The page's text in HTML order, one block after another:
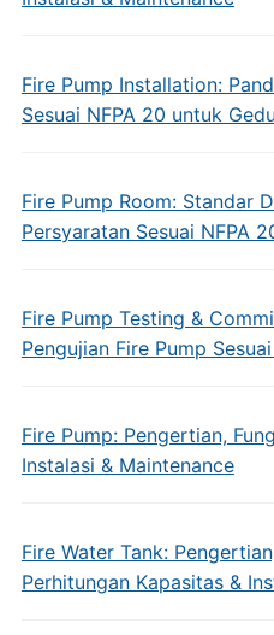
Fire Pump Installation:
Sesuai NFPA 20 untuk
Fire Pump Room: Standar
Persyaratan Sesuai NFPA
Fire Pump Testing &
Pengujian Fire Pump
Fire Pump: Pengertian,
Instalasi & Maintenance
Fire Water Tank:
Perhitungan Kapasitas &